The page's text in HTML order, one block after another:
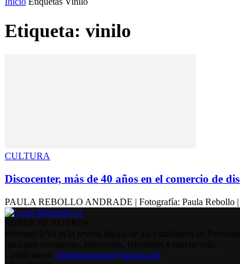
Etiqueta: vinilo
CULTURA
Discocenter, más de 40 años en el comercio de
PAULA REBOLLO ANDRADE | Fotografía: Paula Rebollo |
infoinformauva@gmail.com